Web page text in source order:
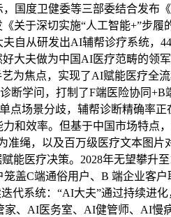
国度卫健委等三部委结合发布
于深切实施“人工智能+”步履
自从研发出AI辅帮诊疗系统
大夫做为中国AI医疗范畴的领
焦点，实现了AI赋能医疗全
学问，打制了F端医险协同
点场景分歧，辅帮诊断精确率
效率。但基于中国市场特点
绳，以及百万级医疗文本图
能医疗决策。2028年无望攀升
盖C端通俗用户、B 端企业客
代系统：“AI大夫”通过持续进
、AI医务室、AI健管师、AI